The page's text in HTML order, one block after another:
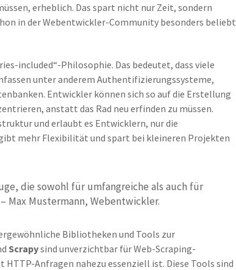
erheblich. Das spart nicht nur Zeit, sondern
in der Webentwickler-Community besonders beliebt
included“-Philosophie. Das bedeutet, dass viele
unter anderem Authentifizierungssysteme,
Entwickler können sich so auf die Erstellung
anstatt das Rad neu erfinden zu müssen.
und erlaubt es Entwicklern, nur die
mehr Flexibilität und spart bei kleineren Projekten
die sowohl für umfangreiche als auch für
Max Mustermann, Webentwickler.
Bibliotheken und Tools zur
Scrapysind unverzichtbar für Web-Scraping-
HTTP-Anfragen nahezu essenziell ist. Diese Tools sind